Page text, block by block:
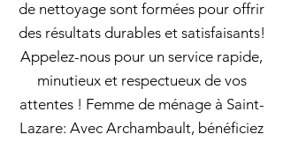
de nettoyage sont formées pour offrir
des résultats durables et satisfaisants!
Appelez-nous pour un service rapide,
minutieux et respectueux de vos
attentes ! Femme de ménage à Saint-
Lazare: Avec Archambault, bénéficiez